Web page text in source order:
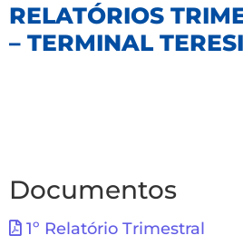
RELATÓRIOS
– TERMINAL
Documentos
1º Relatório Trimestral